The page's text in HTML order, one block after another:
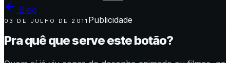
Blog
03 DE JULHO DE 2011 Publicidade
Pra quê que serve este botão?